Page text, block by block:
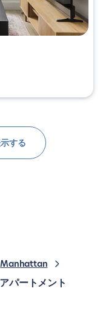
する
Manhattan
パートメント